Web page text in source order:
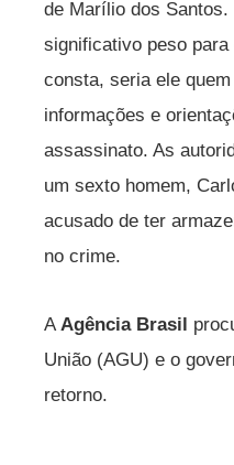
de Marílio dos
significativo peso
consta, seria ele
informações e
assassinato. As
um sexto homem,
acusado de ter
no crime.
A Agência Brasil
União (AGU) e o
retorno.